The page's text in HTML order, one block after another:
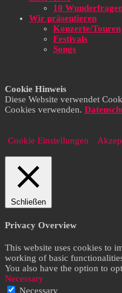
10
Wir präsentieren
Konzerte/Touren
Festivals
Songs
Cookie Hinweis
Diese Website verwendet
Cookies verwenden.
Cookie Einstellungen
Schließen
Privacy Overview
This website uses cookies to
working of basic
You also have the option to
Necessary
Necessary